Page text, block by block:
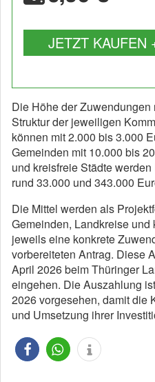
JETZT KAUFEN
Die Höhe der
Struktur der jeweiligen
können mit 2.000 bis 3.000
Gemeinden mit 10.000 bis
und kreisfreie Städte
rund 33.000 und 343.000
Die Mittel werden als
Gemeinden, Landkreise und
jeweils eine konkrete
vorbereiteten Antrag. Diese
April 2026 beim Thüringer
eingehen. Die Auszahlung
2026 vorgesehen, damit die
und Umsetzung ihrer